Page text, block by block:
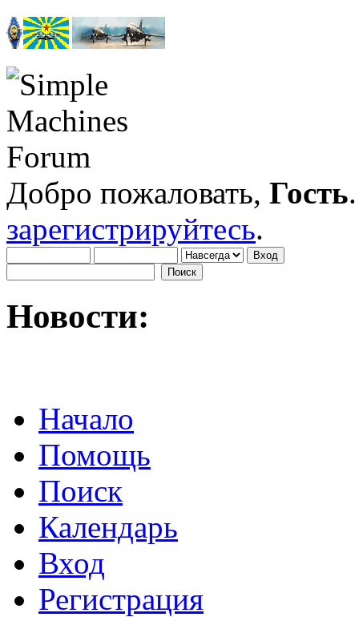
Добро пожаловать, Гость
зарегистрируйтесь.
Новости:
Начало
Помощь
Поиск
Календарь
Вход
Регистрация